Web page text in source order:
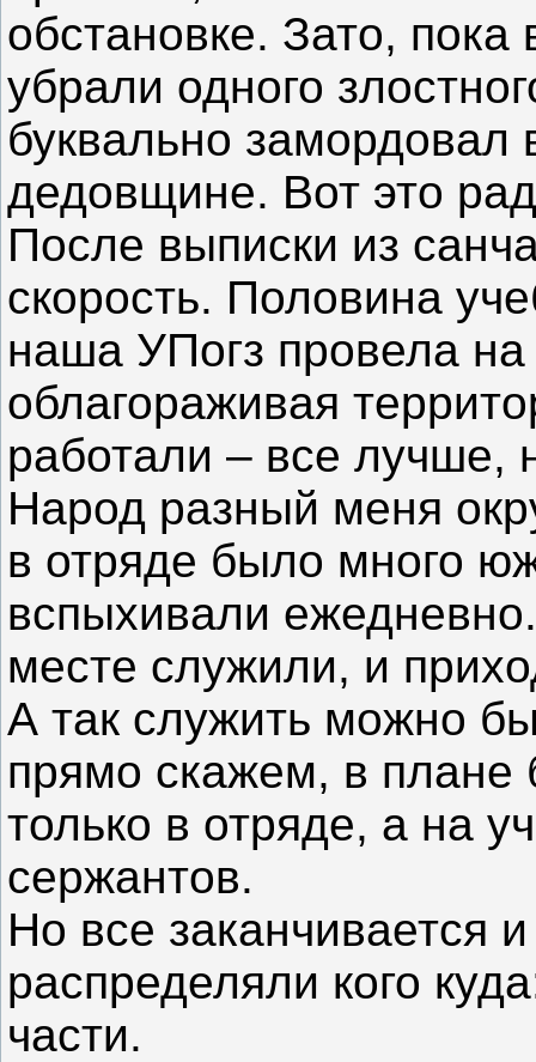
обстановке. Зато,
убрали одного
буквально замордовал
дедовщине. Вот это
После выписки из
скорость. Половина
наша УПогз провела
облагораживая
работали – все лучше,
Народ разный меня
в отряде было много
вспыхивали
месте служили, и
А так служить можно
прямо скажем, в плане
только в отряде, а на
сержантов.
Но все заканчивается
распределяли кого
части.